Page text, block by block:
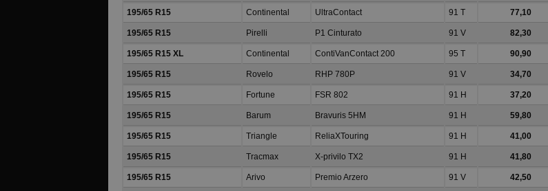
195/65 R15 Continental UltraContact 91 T 77,10
195/65 R15 Pirelli P1 Cinturato 91 V 82,30
195/65 R15 XL Continental ContiVanContact 200 95 T 90,90
195/65 R15 Rovelo RHP 780P 91 V 34,70
195/65 R15 Fortune FSR 802 91 H 37,20
195/65 R15 Barum Bravuris 5HM 91 H 59,80
195/65 R15 Triangle ReliaXTouring 91 H 41,00
195/65 R15 Tracmax X-privilo TX2 91 H 41,80
195/65 R15 Arivo Premio Arzero 91 V 42,50